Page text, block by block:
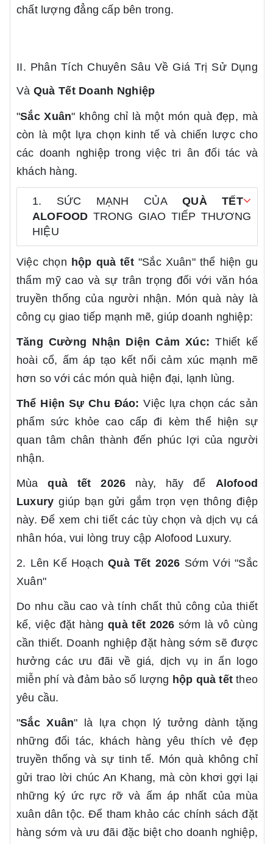
chất lượng đẳng cấp bên trong.
II. Phân Tích Chuyên Sâu Về Giá Trị Sử Dụng
Và Quà Tết Doanh Nghiệp
"Sắc Xuân" không chỉ là một món quà đẹp, mà
còn là một lựa chọn kinh tế và chiến lược cho
các doanh nghiệp trong việc tri ân đối tác và
khách hàng.
1. SỨC MẠNH CỦAQUÀ TẾT
ALOFOOD TRONG GIAO TIẾP THƯƠNG
HIỆU
Việc chọn hộp quà tết"Sắc Xuân" thể hiện gu
thẩm mỹ cao và sự trân trọng đối với văn hóa
truyền thống của người nhận. Món quà này là
công cụ giao tiếp mạnh mẽ, giúp doanh nghiệp:
Tăng Cường Nhận Diện Cảm Xúc: Thiết kế
hoài cổ, ấm áp tạo kết nối cảm xúc mạnh mẽ
hơn so với các món quà hiện đại, lạnh lùng.
Thể Hiện Sự Chu Đáo: Việc lựa chọn các sản
phẩm sức khỏe cao cấp đi kèm thể hiện sự
quan tâm chân thành đến phúc lợi của người
nhận.
Mùaquà tết 2026 này, hãy để Alofood
Luxury giúp bạn gửi gắm trọn vẹn thông điệp
này. Để xem chi tiết các tùy chọn và dịch vụ cá
nhân hóa, vui lòng truy cập Alofood Luxury.
2. Lên Kế HoạchQuà Tết 2026 Sớm Với "Sắc
Xuân"
Do nhu cầu cao và tính chất thủ công của thiết
kế, việc đặt hàngquà tết 2026 sớm là vô cùng
cần thiết. Doanh nghiệp đặt hàng sớm sẽ được
hưởng các ưu đãi về giá, dịch vụ in ấn logo
miễn phí và đảm bảo số lượng hộp quà tết theo
yêu cầu.
"Sắc Xuân" là lựa chọn lý tưởng dành tặng
những đối tác, khách hàng yêu thích vẻ đẹp
truyền thống và sự tinh tế. Món quà không chỉ
gửi trao lời chúc An Khang, mà còn khơi gợi lại
những ký ức rực rỡ và ấm áp nhất của mùa
xuân dân tộc. Để tham khảo các chính sách đặt
hàng sớm và ưu đãi đặc biệt cho doanh nghiệp,